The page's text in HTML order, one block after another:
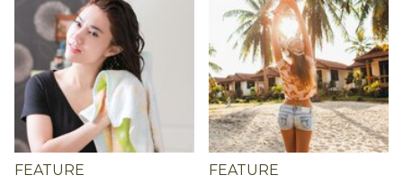
FEATURE
FEATURE